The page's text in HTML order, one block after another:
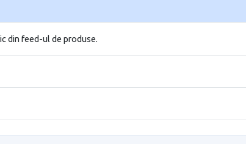
din feed-ul de produse.